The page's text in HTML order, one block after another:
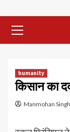
Menu
humanity
किसान का
Manmohan Singh